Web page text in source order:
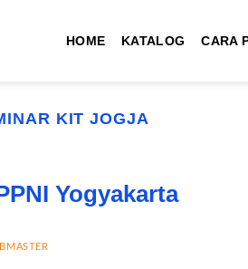
HOME KATALOG CARA
KIT JOGJA
Yogyakarta